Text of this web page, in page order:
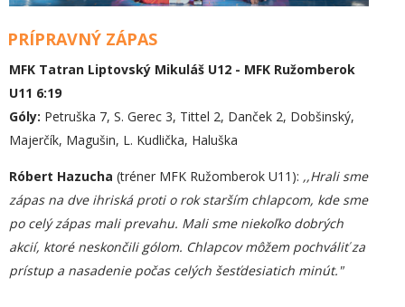
PRÍPRAVNÝ ZÁPAS
MFK Tatran Liptovský Mikuláš U12 - MFK Ružomberok
U11 6:19
Góly: Petruška 7, S. Gerec 3, Tittel 2, Danček 2, Dobšinský,
Majerčík, Magušin, L. Kudlička, Haluška
Róbert Hazucha (tréner MFK Ružomberok U11): ,,Hrali sme
zápas na dve ihriská proti o rok starším chlapcom, kde sme
po celý zápas mali prevahu. Mali sme niekoľko dobrých
akcií, ktoré neskončili gólom. Chlapcov môžem pochváliť za
prístup a nasadenie počas celých šesťdesiatich minút."